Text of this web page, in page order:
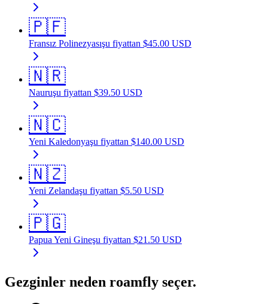
🇵🇫
Fransız Polinezyasışu fiyattan $45.00 USD
🇳🇷
Nauruşu fiyattan $39.50 USD
🇳🇨
Yeni Kaledonyaşu fiyattan $140.00 USD
🇳🇿
Yeni Zelandaşu fiyattan $5.50 USD
🇵🇬
Papua Yeni Gineşu fiyattan $21.50 USD
Gezginler neden roamfly seçer.